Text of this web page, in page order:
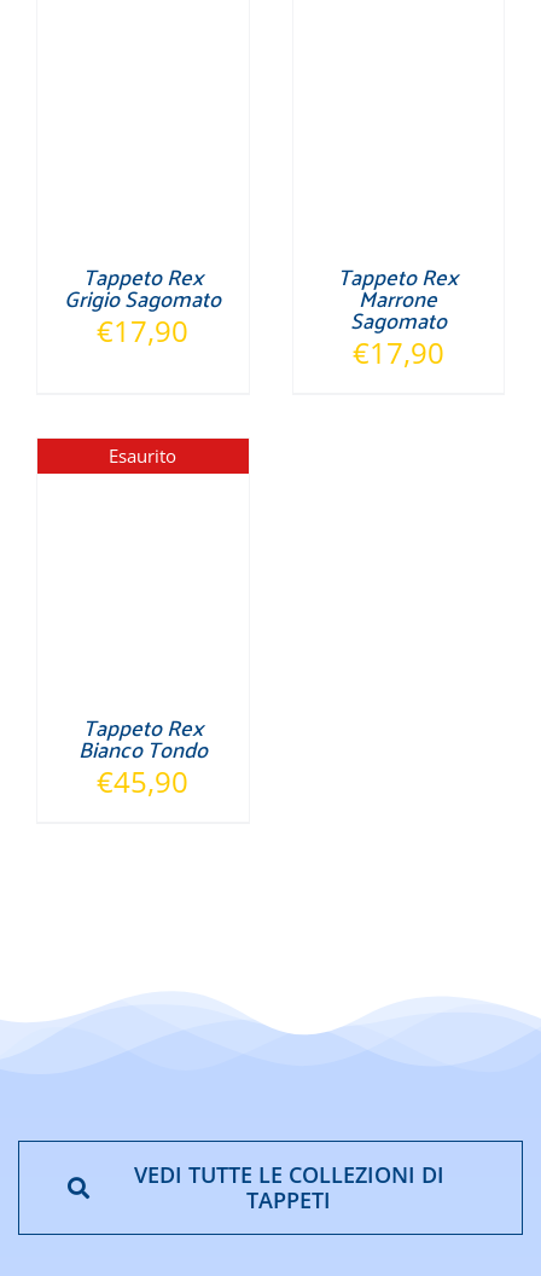
Tappeto Rex
Grigio Sagomato
€17,90
Tappeto Rex
Marrone
Sagomato
€17,90
Esaurito
Tappeto Rex
Bianco Tondo
€45,90
VEDI TUTTE LE COLLEZIONI DI
TAPPETI